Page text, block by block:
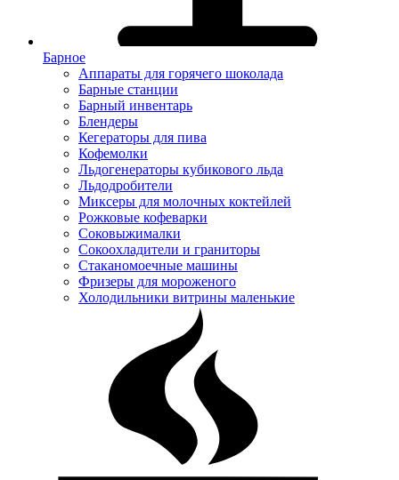
Барное
Аппараты для горячего шоколада
Барные станции
Барный инвентарь
Блендеры
Кегераторы для пива
Кофемолки
Льдогенераторы кубикового льда
Льдодробители
Миксеры для молочных коктейлей
Рожковые кофеварки
Соковыжималки
Сокоохладители и граниторы
Стаканомоечные машины
Фризеры для мороженого
Холодильники витрины маленькие